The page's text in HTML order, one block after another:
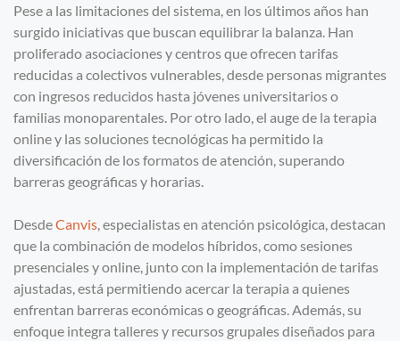
Pese a las limitaciones del sistema, en los últimos años han
surgido iniciativas que buscan equilibrar la balanza. Han
proliferado asociaciones y centros que ofrecen tarifas
reducidas a colectivos vulnerables, desde personas migrantes
con ingresos reducidos hasta jóvenes universitarios o
familias monoparentales. Por otro lado, el auge de la terapia
online y las soluciones tecnológicas ha permitido la
diversificación de los formatos de atención, superando
barreras geográficas y horarias.
DesdeCanvis , especialistas en atención psicológica, destacan
que la combinación de modelos híbridos, como sesiones
presenciales y online, junto con la implementación de tarifas
ajustadas, está permitiendo acercar la terapia a quienes
enfrentan barreras económicas o geográficas. Además, su
enfoque integra talleres y recursos grupales diseñados para